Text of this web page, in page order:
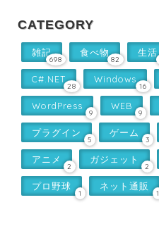
CATEGORY
雑記
698
食べ物
82
生活
C#.NET
28
Windows
16
WordPress
9
WEB
9
プラグイン
5
ゲーム
3
アニメ
2
ガジェット
2
プロ野球
1
ネット通販
1